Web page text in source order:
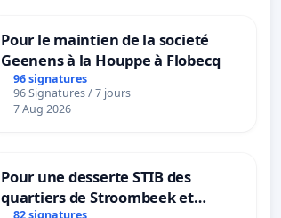
Pour le maintien de la societé
Geenens à la Houppe à Flobecq
96 signatures
96 Signatures / 7 jours
7 Aug 2026
Pour une desserte STIB des
quartiers de Stroombeek et